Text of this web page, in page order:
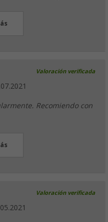
Valoración verificada
Recomiendo con
Valoración verificada